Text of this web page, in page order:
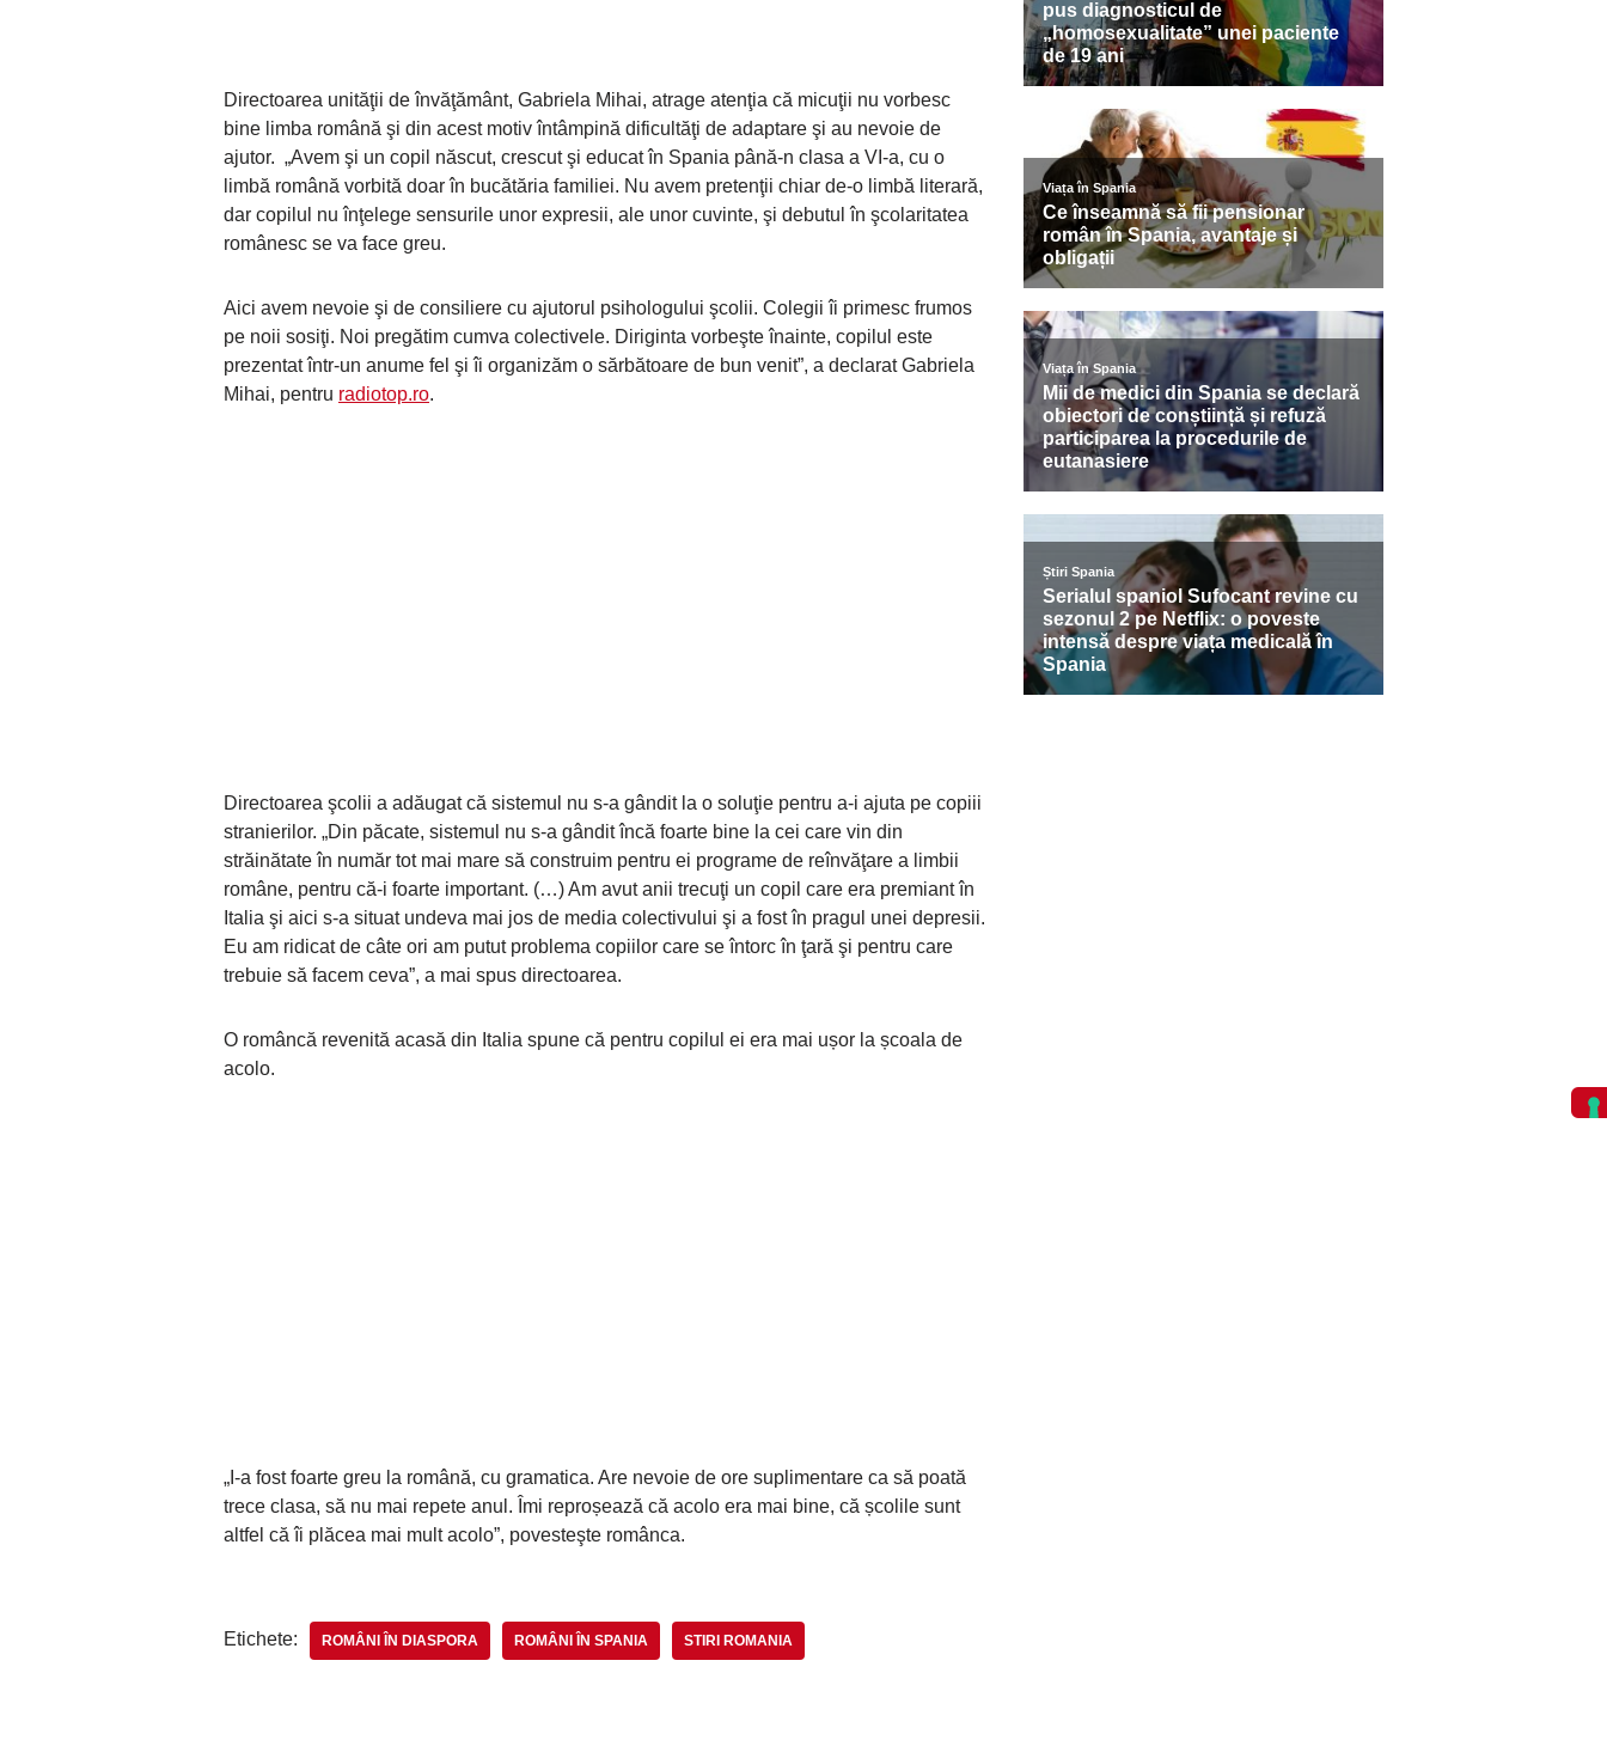
Directoarea unităţii de învăţământ, Gabriela Mihai, atrage atenţia că micuţii nu vorbesc
bine limba română şi din acest motiv întâmpină dificultăţi de adaptare şi au nevoie de
ajutor. „Avem şi un copil născut, crescut şi educat în Spania până-n clasa a VI-a, cu o
limbă română vorbită doar în bucătăria familiei. Nu avem pretenţii chiar de-o limbă literară,
dar copilul nu înţelege sensurile unor expresii, ale unor cuvinte, şi debutul în şcolaritatea
românesc se va face greu.
Aici avem nevoie şi de consiliere cu ajutorul psihologului şcolii. Colegii îi primesc frumos
pe noii sosiţi. Noi pregătim cumva colectivele. Diriginta vorbeşte înainte, copilul este
prezentat într-un anume fel şi îi organizăm o sărbătoare de bun venit”, a declarat Gabriela
Mihai, pentru radiotop.ro.
Directoarea şcolii a adăugat că sistemul nu s-a gândit la o soluţie pentru a-i ajuta pe copiii
stranierilor. „Din păcate, sistemul nu s-a gândit încă foarte bine la cei care vin din
străinătate în număr tot mai mare să construim pentru ei programe de reînvăţare a limbii
române, pentru că-i foarte important. (…) Am avut anii trecuţi un copil care era premiant în
Italia şi aici s-a situat undeva mai jos de media colectivului şi a fost în pragul unei depresii.
Eu am ridicat de câte ori am putut problema copiilor care se întorc în ţară şi pentru care
trebuie să facem ceva”, a mai spus directoarea.
O româncă revenită acasă din Italia spune că pentru copilul ei era mai ușor la școala de
acolo.
„I-a fost foarte greu la română, cu gramatica. Are nevoie de ore suplimentare ca să poată
trece clasa, să nu mai repete anul. Îmi reproșează că acolo era mai bine, că școlile sunt
altfel că îi plăcea mai mult acolo”, povesteşte românca.
Etichete: ROMÂNI ÎN DIASPORA ROMÂNI ÎN SPANIA STIRI ROMANIA